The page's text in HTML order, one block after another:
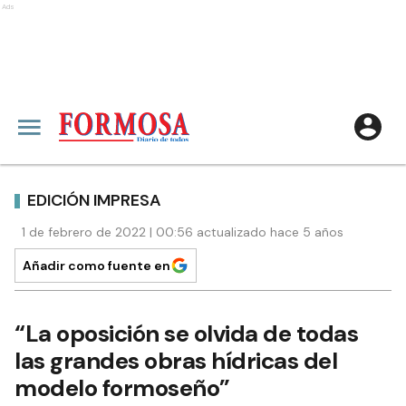
Ads
EDICIÓN IMPRESA
1 de febrero de 2022 | 00:56 actualizado hace 5 años
Añadir como fuente en
“La oposición se olvida de todas
las grandes obras hídricas del
modelo formoseño”